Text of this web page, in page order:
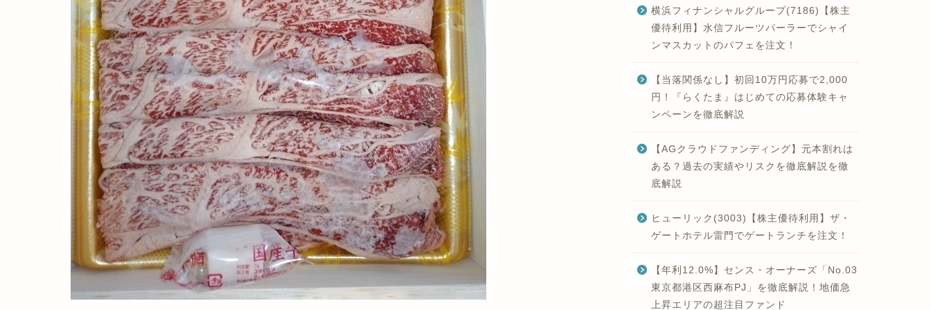
横浜フィナンシャルグループ(7186)【株主
優待利用】水信フルーツパーラーでシャイ
ンマスカットのパフェを注文！
【当落関係なし】初回10万円応募で2,000
円！『らくたま』はじめての応募体験キャ
ンペーンを徹底解説
【AGクラウドファンディング】元本割れは
ある？過去の実績やリスクを徹底解説を徹
底解説
ヒューリック(3003)【株主優待利用】ザ・
ゲートホテル雷門でゲートランチを注文！
【年利12.0%】センス・オーナーズ「No.03
東京都港区西麻布PJ」を徹底解説！地価急
上昇エリアの超注目ファンド